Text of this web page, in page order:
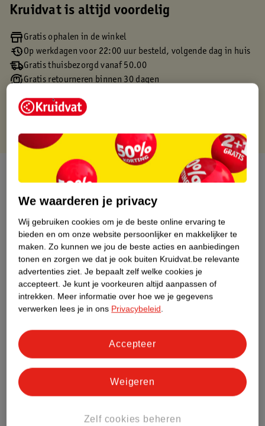
Kruidvat is altijd voordelig
Gratis ophalen in de winkel
Op werkdagen voor 22:00 uur besteld, volgende dag in huis
Gratis thuisbezorgd vanaf 50.00
Gratis retourneren binnen 30 dagen
Over dit product
Productinformatie
Etiketinformatie
Nature Impact Score
Dit product heeft (nog) geen Nature
Impact Score.
Meer informatie
Bestel & Bezorginformatie
We waarderen je privacy
Wij gebruiken cookies om je de beste online ervaring te
bieden en om onze website persoonlijker en makkelijker te
maken. Zo kunnen we jou de beste acties en aanbiedingen
tonen en zorgen we dat je ook buiten Kruidvat.be relevante
advertenties ziet. Je bepaalt zelf welke cookies je
accepteert. Je kunt je voorkeuren altijd aanpassen of
intrekken. Meer informatie over hoe we je gegevens
verwerken lees je in ons Privacybeleid.
Zelf cookies beheren
Weigeren
Accepteer